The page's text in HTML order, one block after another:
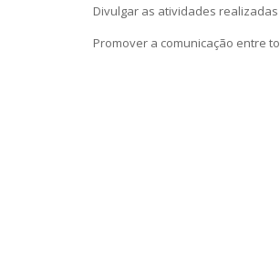
Divulgar as atividades
Promover a comunicação entre